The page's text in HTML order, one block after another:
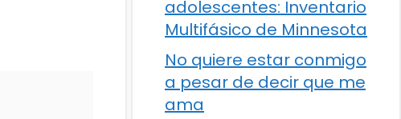
adolescentes: Inventario
Multifásico de Minnesota
No quiere estar conmigo
a pesar de decir que me
ama